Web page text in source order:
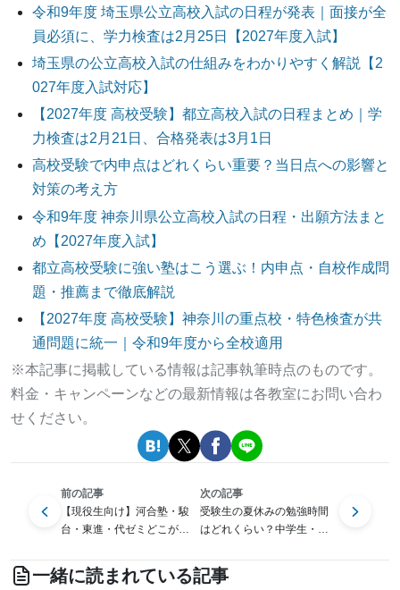
令和9年度 埼玉県公立高校入試の日程が発表｜面接が全
員必須に、学力検査は2月25日【2027年度入試】
埼玉県の公立高校入試の仕組みをわかりやすく解説【2
027年度入試対応】
【2027年度 高校受験】都立高校入試の日程まとめ｜学
力検査は2月21日、合格発表は3月1日
高校受験で内申点はどれくらい重要？当日点への影響と
対策の考え方
令和9年度 神奈川県公立高校入試の日程・出願方法まと
め【2027年度入試】
都立高校受験に強い塾はこう選ぶ！内申点・自校作成問
題・推薦まで徹底解説
【2027年度 高校受験】神奈川の重点校・特色検査が共
通問題に統一｜令和9年度から全校適用
※本記事に掲載している情報は記事執筆時点のものです。
料金・キャンペーンなどの最新情報は各教室にお問い合わ
せください。
前の記事
【現役生向け】河合塾・駿
台・東進・代ゼミどこがい
次の記事
受験生の夏休みの勉強時間
はどれくらい？中学生・高
ルを解説
一緒に読まれている記事